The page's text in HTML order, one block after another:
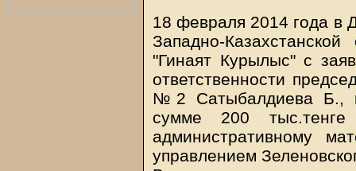
18 февраля 2014 года в
Западно-
"Гинаят Курылыс" с
ответственности
№2 Сатыбалдиева Б.,
сумме 200
административному
управлением